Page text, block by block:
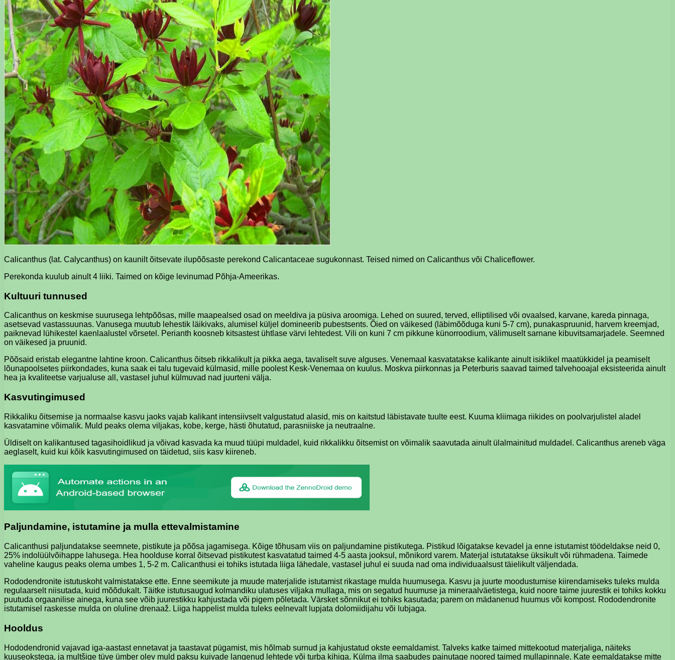
Calicanthus (lat. Calycanthus) on kaunilt õitsevate ilupõõsaste perekond Calicantaceae sugukonnast. Teised nimed on Calicanthus või Chaliceflower.
Perekonda kuulub ainult 4 liiki. Taimed on kõige levinumad Põhja-Ameerikas.
Kultuuri tunnused
Calicanthus on keskmise suurusega lehtpõõsas, mille maapealsed osad on meeldiva ja püsiva aroomiga. Lehed on suured, terved, elliptilised või ovaalsed, karvane, kareda pinnaga,
asetsevad vastassuunas. Vanusega muutub lehestik läikivaks, alumisel küljel domineerib pubestsents. Õied on väikesed (läbimõõduga kuni 5-7 cm), punakaspruunid, harvem kreemjad,
paiknevad lühikestel kaenlaalustel võrsetel. Perianth koosneb kitsastest ühtlase värvi lehtedest. Vili on kuni 7 cm pikkune künorroodium, välimuselt sarnane kibuvitsamarjadele. Seemned
on väikesed ja pruunid.
Põõsaid eristab elegantne lahtine kroon. Calicanthus õitseb rikkalikult ja pikka aega, tavaliselt suve alguses. Venemaal kasvatatakse kalikante ainult isiklikel maatükkidel ja peamiselt
lõunapoolsetes piirkondades, kuna saak ei talu tugevaid külmasid, mille poolest Kesk-Venemaa on kuulus. Moskva piirkonnas ja Peterburis saavad taimed talvehooajal eksisteerida ainult
hea ja kvaliteetse varjualuse all, vastasel juhul külmuvad nad juurteni välja.
Kasvutingimused
Rikkaliku õitsemise ja normaalse kasvu jaoks vajab kalikant intensiivselt valgustatud alasid, mis on kaitstud läbistavate tuulte eest. Kuuma kliimaga riikides on poolvarjulistel aladel
kasvatamine võimalik. Muld peaks olema viljakas, kobe, kerge, hästi õhutatud, parasniiske ja neutraalne.
Üldiselt on kalikantused tagasihoidlikud ja võivad kasvada ka muud tüüpi muldadel, kuid rikkalikku õitsemist on võimalik saavutada ainult ülalmainitud muldadel. Calicanthus areneb väga
aeglaselt, kuid kui kõik kasvutingimused on täidetud, siis kasv kiireneb.
Paljundamine, istutamine ja mulla ettevalmistamine
Calicanthusi paljundatakse seemnete, pistikute ja põõsa jagamisega. Kõige tõhusam viis on paljundamine pistikutega. Pistikud lõigatakse kevadel ja enne istutamist töödeldakse neid 0,
25% indolüülvõihappe lahusega. Hea hoolduse korral õitsevad pistikutest kasvatatud taimed 4-5 aasta jooksul, mõnikord varem. Materjal istutatakse üksikult või rühmadena. Taimede
vaheline kaugus peaks olema umbes 1, 5-2 m. Calicanthusi ei tohiks istutada liiga lähedale, vastasel juhul ei suuda nad oma individuaalsust täielikult väljendada.
Rododendronite istutuskoht valmistatakse ette. Enne seemikute ja muude materjalide istutamist rikastage mulda huumusega. Kasvu ja juurte moodustumise kiirendamiseks tuleks mulda
regulaarselt niisutada, kuid mõõdukalt. Täitke istutusaugud kolmandiku ulatuses viljaka mullaga, mis on segatud huumuse ja mineraalväetistega, kuid noore taime juurestik ei tohiks kokku
puutuda orgaanilise ainega, kuna see võib juurestikku kahjustada või pigem põletada. Värsket sõnnikut ei tohiks kasutada; parem on mädanenud huumus või kompost. Rododendronite
istutamisel raskesse mulda on oluline drenaaž. Liiga happelist mulda tuleks eelnevalt lupjata dolomiidijahu või lubjaga.
Hooldus
Hododendronid vajavad iga-aastast ennetavat ja taastavat pügamist, mis hõlmab surnud ja kahjustatud okste eemaldamist. Talveks katke taimed mittekootud materjaliga, näiteks
kuuseokstega, ja multšige tüve ümber olev muld paksu kuivade langenud lehtede või turba kihiga. Külma ilma saabudes painutage noored taimed mullapinnale. Kate eemaldatakse mitte